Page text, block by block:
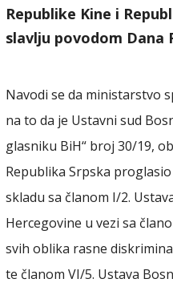
Republike Kine i
slavlju povodom Dana
Navodi se da ministarstvo
na to da je Ustavni sud
glasniku BiH“ broj 30/19,
Republika Srpska
skladu sa članom I/2.
Hercegovine u vezi sa
svih oblika rasne
te članom VI/5. Ustava